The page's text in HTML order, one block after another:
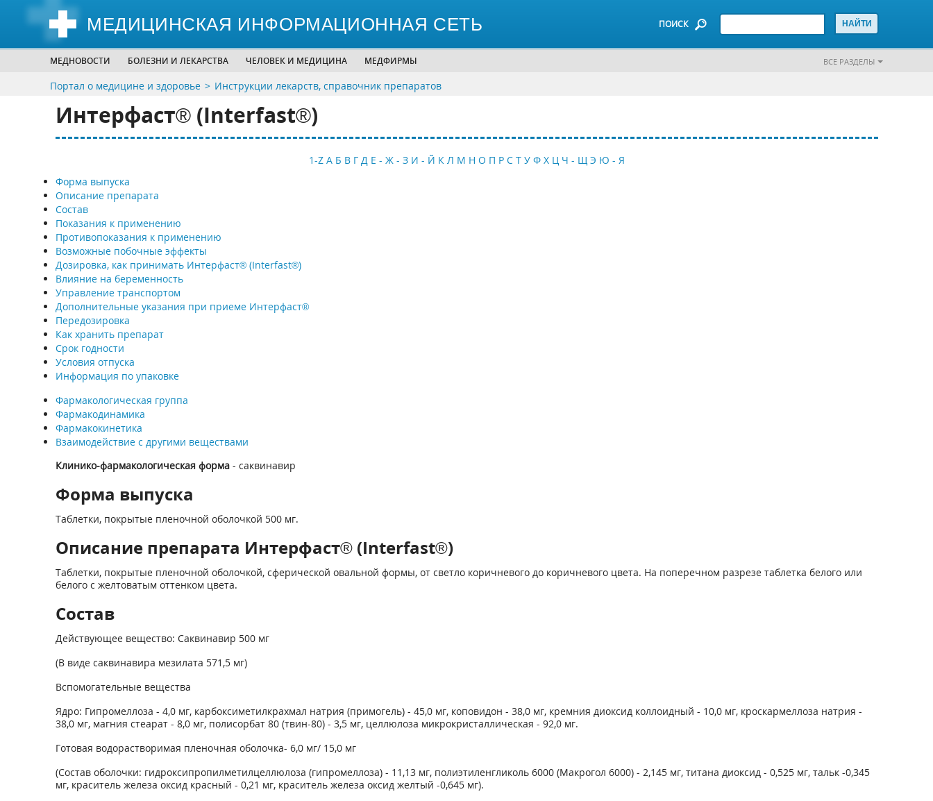
МЕДИЦИНСКАЯ ИНФОРМАЦИОННАЯ СЕТЬ ПОИСК
МЕДНОВОСТИ БОЛЕЗНИ И ЛЕКАРСТВА ЧЕЛОВЕК И МЕДИЦИНА МЕДФИРМЫ ВСЕ РАЗДЕЛЫ
Портал о медицине и здоровье Инструкции лекарств, справочник препаратов
Интерфаст® (Interfast®)
1-Z А Б В Г Д Е - Ж - З И - Й К Л М Н О П Р С Т У Ф Х Ц Ч - Щ Э Ю - Я
Форма выпуска
Описание препарата
Состав
Показания к применению
Противопоказания к применению
Возможные побочные эффекты
Дозировка, как принимать Интерфаст® (Interfast®)
Влияние на беременность
Управление транспортом
Дополнительные указания при приеме Интерфаст®
Передозировка
Как хранить препарат
Срок годности
Условия отпуска
Информация по упаковке
Фармакологическая группа
Фармакодинамика
Фармакокинетика
Взаимодействие с другими веществами
Клинико-фармакологическая форма- саквинавир
Форма выпуска
Таблетки, покрытые пленочной оболочкой 500 мг.
Описание препарата Интерфаст® (Interfast®)
Таблетки, покрытые пленочной оболочкой, сферической овальной формы, от светло коричневого до коричневого цвета. На поперечном разрезе таблетка белого или
белого с желтоватым оттенком цвета.
Состав
Действующее вещество: Саквинавир 500 мг
(В виде саквинавира мезилата 571,5 мг)
Вспомогательные вещества
Ядро: Гипромеллоза - 4,0 мг, карбоксиметилкрахмал натрия (примогель) - 45,0 мг, коповидон - 38,0 мг, кремния диоксид коллоидный - 10,0 мг, кроскармеллоза натрия -
38,0 мг, магния стеарат - 8,0 мг, полисорбат 80 (твин-80) - 3,5 мг, целлюлоза микрокристаллическая - 92,0 мг.
Готовая водорастворимая пленочная оболочка- 6,0 мг/ 15,0 мг
(Состав оболочки: гидроксипропилметилцеллюлоза (гипромеллоза) - 11,13 мг, полиэтиленгликоль 6000 (Макрогол 6000) - 2,145 мг, титана диоксид - 0,525 мг, тальк -0,345
мг, краситель железа оксид красный - 0,21 мг, краситель железа оксид желтый -0,645 мг).